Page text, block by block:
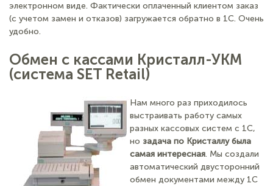
электронном виде. Фактически оплаченный клиентом заказ
(с учетом замен и отказов) загружается обратно в 1С. Очень
удобно.
Обмен с кассами Кристалл-УКМ
(система SET Retail)
Нам много раз приходилось
выстраивать работу самых
разных кассовых систем с 1С,
но задача по Кристаллу была
самая интересная. Мы создали
автоматический двусторонний
обмен документами между 1С